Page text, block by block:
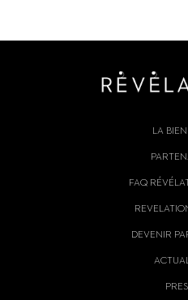
LA
FAQ
DEVENIR